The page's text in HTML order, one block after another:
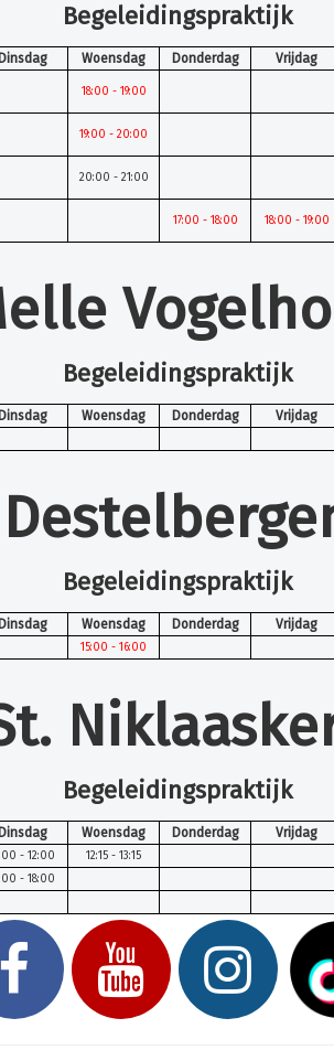
Begeleidingspraktijk
Dinsdag Woensdag Donderdag Vrijdag
18:00 - 19:00
19:00 - 20:00
20:00 - 21:00
17:00 - 18:00 18:00 - 19:00
Begeleidingspraktijk
Dinsdag Woensdag Donderdag Vrijdag
Begeleidingspraktijk
Dinsdag Woensdag Donderdag Vrijdag
15:00 - 16:00
Begeleidingspraktijk
Dinsdag Woensdag Donderdag Vrijdag
- 12:00
12:15 - 13:15
- 18:00